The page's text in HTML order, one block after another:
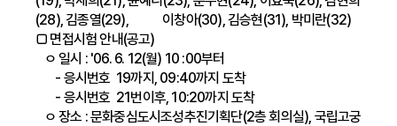
(28), 김종열(29), 이창아(30), 김승현(31), 박미란(32)
□ 면접시험 안내(공고)
ㅇ 일시 : '06. 6. 12(월) 10 :00부터
- 응시번호 19까지, 09:40까지 도착
- 응시번호 21번이후, 10:20까지 도착
ㅇ 장소 : 문화중심도시조성추진기획단(2층 회의실), 국립고궁